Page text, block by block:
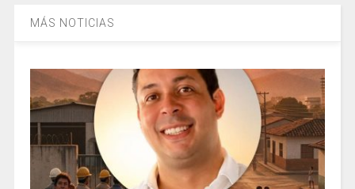
MÁS NOTICIAS